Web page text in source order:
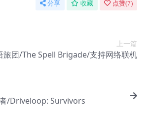
分享 收藏 点赞(7)
上一篇
旅团/The Spell Brigade/支持网络联机
/Driveloop: Survivors